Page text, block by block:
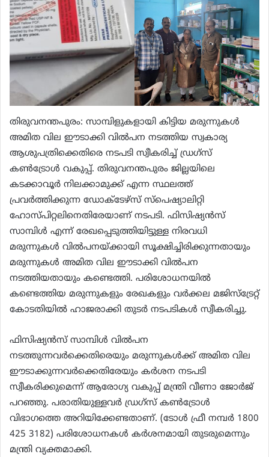
തിരുവനന്തപുരം: സാമ്പിളുകളായി കിട്ടിയ മരുന്നുകള്‍
അമിത വില ഈടാക്കി വില്‍പന നടത്തിയ സ്വകാര്യ
ആശുപത്രിക്കെതിരെ നടപടി സ്വീകരിച്ച് ഡ്രഗ്സ്
കണ്‍ട്രോള്‍ വകുപ്പ്. തിരുവനന്തപുരം ജില്ലയിലെ
കടക്കാവൂര്‍ നിലക്കാമുക്ക് എന്ന സ്ഥലത്ത്
പ്രവര്‍ത്തിക്കുന്ന ഡോക്ടേഴ്സ് സ്പെഷ്യാലിറ്റി
ഹോസ്പിറ്റലിനെതിരേയാണ് നടപടി. ഫിസിഷ്യന്‍സ്
സാമ്പിള്‍ എന്ന് രേഖപ്പെടുത്തിയിട്ടുള്ള നിരവധി
മരുന്നുകള്‍ വില്‍പനയ്ക്കായി സൂക്ഷിച്ചിരിക്കുന്നതായും
മരുന്നുകള്‍ അമിത വില ഈടാക്കി വില്‍പന
നടത്തിയതായും കണ്ടെത്തി. പരിശോധനയില്‍
കണ്ടെത്തിയ മരുന്നുകളും രേഖകളും വര്‍ക്കല മജിസ്ട്രേറ്റ്
കോടതിയില്‍ ഹാജരാക്കി തുടര്‍ നടപടികള്‍ സ്വീകരിച്ചു.
ഫിസിഷ്യന്‍സ് സാമ്പിള്‍ വില്‍പന
നടത്തുന്നവര്‍ക്കെതിരെയും മരുന്നുകള്‍ക്ക് അമിത വില
ഈടാക്കുന്നവര്‍ക്കെതിരേയും കര്‍ശന നടപടി
സ്വീകരിക്കുമെന്ന് ആരോഗ്യ വകുപ്പ് മന്ത്രി വീണാ ജോര്‍ജ്
പറഞ്ഞു. പരാതിയുള്ളവര്‍ ഡ്രഗ്സ് കണ്‍ട്രോള്‍
വിഭാഗത്തെ അറിയിക്കേണ്ടതാണ്. (ടോള്‍ ഫ്രീ നമ്പര്‍ 1800
425 3182) പരിശോധനകള്‍ കര്‍ശനമായി തുടരുമെന്നും
മന്ത്രി വ്യക്തമാക്കി.